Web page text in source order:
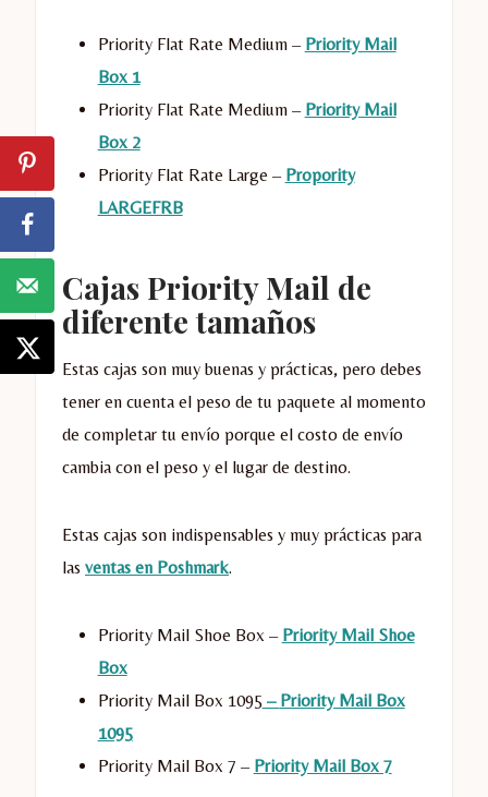
Priority Flat Rate Medium – Priority Mail
Box 1
Priority Flat Rate Medium – Priority Mail
Box 2
Priority Flat Rate Large – Propority
LARGEFRB
Cajas Priority Mail de
diferente tamaños
Estas cajas son muy buenas y prácticas, pero debes
tener en cuenta el peso de tu paquete al momento
de completar tu envío porque el costo de envío
cambia con el peso y el lugar de destino.
Estas cajas son indispensables y muy prácticas para
las ventas en Poshmark.
Priority Mail Shoe Box – Priority Mail Shoe
Box
Priority Mail Box 1095– Priority Mail Box
1095
Priority Mail Box 7 – Priority Mail Box 7